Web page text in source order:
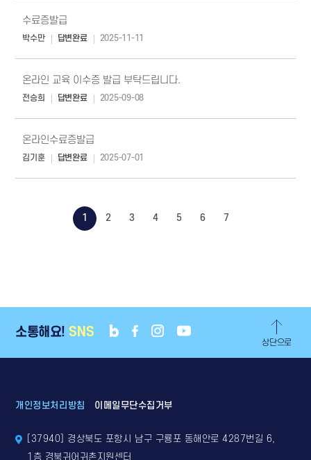
수료증발급
박수만 답변완료 2025-11-11
온라인 교육 이수증 발급 부탁드립니다.
전승희 답변완료 2025-09-08
온라인수료증발급
김기훈 답변완료 2025-07-01
1 2 3 4 5 6 7
상단으로
소통해요! SNS
개인정보처리방침 이메일무단수집거부
[37940] 경상북도 포항시 남구 구룡포 동해안로 4287번길 6,
1층 경북귀어귀촌지원센터